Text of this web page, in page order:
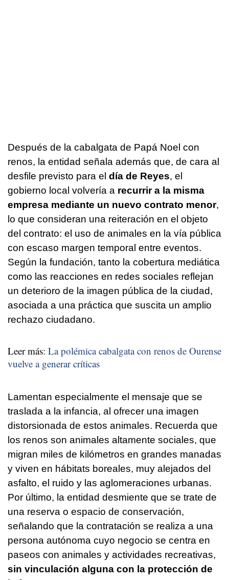
Después de la cabalgata de Papá Noel con
renos, la entidad señala además que, de cara al
desfile previsto para el día de Reyes, el
gobierno local volvería a recurrir a la misma
empresa mediante un nuevo contrato menor,
lo que consideran una reiteración en el objeto
del contrato: el uso de animales en la vía pública
con escaso margen temporal entre eventos.
Según la fundación, tanto la cobertura mediática
como las reacciones en redes sociales reflejan
un deterioro de la imagen pública de la ciudad,
asociada a una práctica que suscita un amplio
rechazo ciudadano.
Leer más: La polémica cabalgata con renos de Ourense
vuelve a generar críticas
Lamentan especialmente el mensaje que se
traslada a la infancia, al ofrecer una imagen
distorsionada de estos animales. Recuerda que
los renos son animales altamente sociales, que
migran miles de kilómetros en grandes manadas
y viven en hábitats boreales, muy alejados del
asfalto, el ruido y las aglomeraciones urbanas.
Por último, la entidad desmiente que se trate de
una reserva o espacio de conservación,
señalando que la contratación se realiza a una
persona autónoma cuyo negocio se centra en
paseos con animales y actividades recreativas,
sin vinculación alguna con la protección de